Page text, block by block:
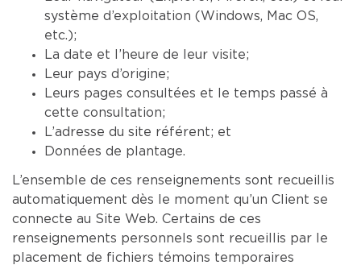
système d’exploitation (Windows, Mac OS,
etc.);
La date et l’heure de leur visite;
Leur pays d’origine;
Leurs pages consultées et le temps passé à
cette consultation;
L’adresse du site référent; et
Données de plantage.
L’ensemble de ces renseignements sont recueillis
automatiquement dès le moment qu’un Client se
connecte au Site Web. Certains de ces
renseignements personnels sont recueillis par le
placement de fichiers témoins temporaires